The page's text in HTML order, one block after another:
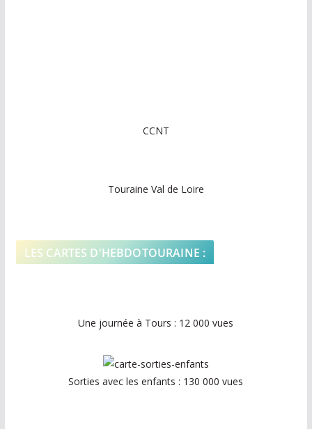
CCNT
Touraine Val de Loire
LES CARTES D'HEBDOTOURAINE :
Une journée à Tours : 12 000 vues
Sorties avec les enfants : 130 000 vues